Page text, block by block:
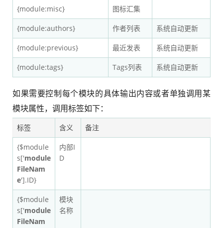
{module:misc} 图标汇集
{module:authors} 作者列表 系统自动更新
{module:previous} 最近发表 系统自动更新
{module:tags} Tags列表 系统自动更新
如果需要控制每个模块的具体输出内容或者单独调用某
模块属性，调用标签如下：
标签 含义 备注
{$module
s['module
FileNam
e'].ID}
内部I
D
{$module
s['module
FileNam
模块
名称